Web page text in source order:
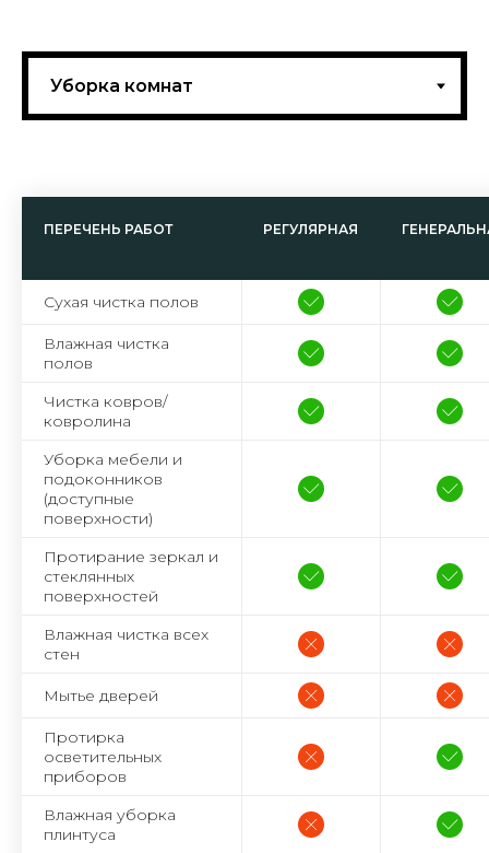
ПЕРЕЧЕНЬ РАБОТ РЕГУЛЯРНАЯ
Сухая чистка полов
Влажная чистка
полов
Чистка ковров/
ковролина
Уборка мебели и
подоконников
(доступные
поверхности)
Протирание зеркал и
стеклянных
поверхностей
Влажная чистка всех
стен
Мытье дверей
Протирка
осветительных
приборов
Влажная уборка
плинтуса